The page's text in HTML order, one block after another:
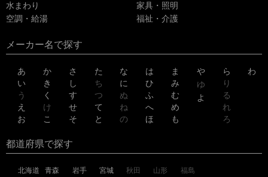
水まわり
家具・照明
空調・給湯
福祉・介護
メーカー名で探す
あ
い
う
え
お
か
き
く
け
こ
さ
し
す
せ
そ
た
ち
つ
て
と
な
に
ぬ
ね
の
は
ひ
ふ
へ
ほ
ま
み
む
め
も
や
ゆ
よ
ら
り
る
れ
ろ
わ
都道府県で探す
北海道 青森 岩手 宮城 秋田 山形 福島